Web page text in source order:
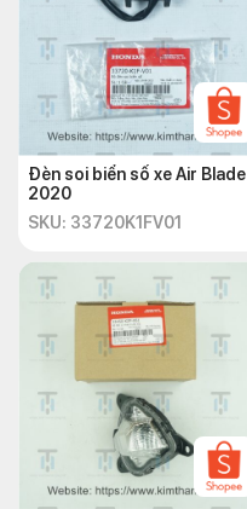
Đèn soi biển số xe Air Blade
2020
SKU: 33720K1FV01